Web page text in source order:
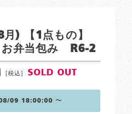
) 【1点もの】
弁当包み R6-2
[税込] SOLD OUT
09 18:00:00 〜